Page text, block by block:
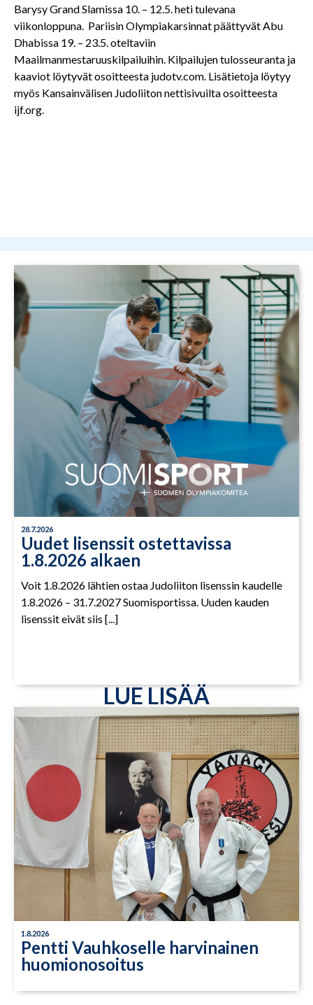
Barysy Grand Slamissa 10. – 12.5. heti tulevana
viikonloppuna. Pariisin Olympiakarsinnat päättyvät Abu
Dhabissa 19. – 23.5. oteltaviin
Maailmanmestaruuskilpailuihin. Kilpailujen tulosseuranta ja
kaaviot löytyvät osoitteesta judotv.com. Lisätietoja löytyy
myös Kansainvälisen Judoliiton nettisivuilta osoitteesta
ijf.org.
28.7.2026
Uudet lisenssit ostettavissa
1.8.2026 alkaen
Voit 1.8.2026 lähtien ostaa Judoliiton lisenssin kaudelle
1.8.2026 – 31.7.2027 Suomisportissa. Uuden kauden
lisenssit eivät siis [...]
LUE LISÄÄ
1.8.2026
Pentti Vauhkoselle harvinainen
huomionosoitus